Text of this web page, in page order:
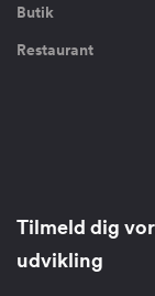
Butik
Restaurant
Tilmeld dig
udvikling